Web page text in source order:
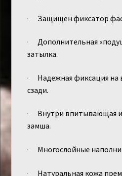
· Защищен фиксатор
· Дополнительная
затылка.
· Надежная фиксация на
сзади.
· Внутри впитывающая
замша.
· Многослойные
· Натуральная кожа